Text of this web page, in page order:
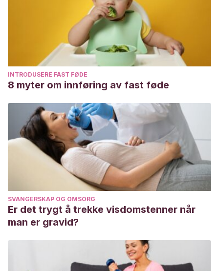
INTRODUSERE FAST FØDE
8 myter om innføring av fast føde
SVANGERSKAP OG OMSORG
Er det trygt å trekke visdomstenner når
man er gravid?